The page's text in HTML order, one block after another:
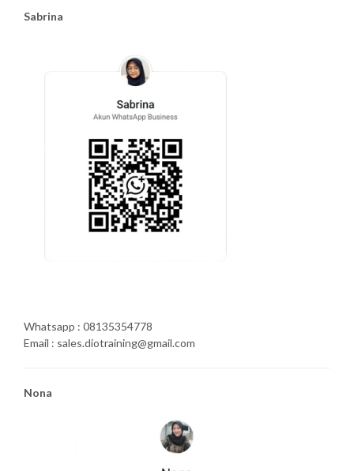
Sabrina
Whatsapp : 08135354778
Email : sales.diotraining@gmail.com
Nona